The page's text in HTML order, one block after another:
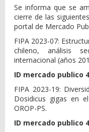
Se informa que se
cierre de las
portal de Mercado
FIPA 2023-07:
chileno, análisis
internacional (años
ID mercado publico
FIPA 2023-19:
Dosidicus gigas en
OROP-PS.
ID mercado publico